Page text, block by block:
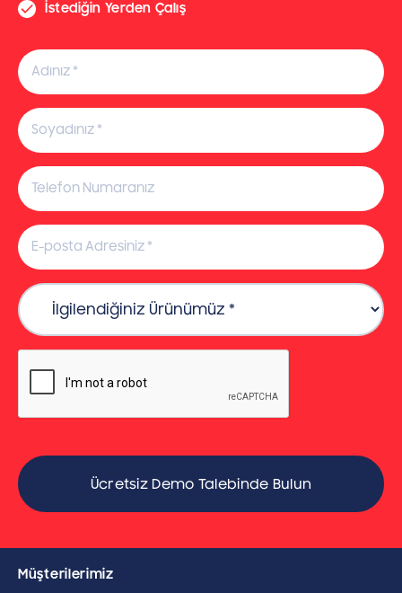
İstediğin Yerden Çalış
Müşterilerimiz